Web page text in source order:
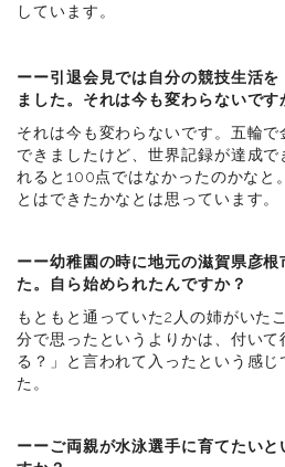
しています。
ーー引退会見では自分の競技生活
ました。それは今も変わらないです
それは今も変わらないです。五輪
できましたけど、世界記録が達成
れると100点ではなかったのかなと
とはできたかなとは思っています。
ーー幼稚園の時に地元の滋賀県彦
た。自ら始められたんですか？
もともと通っていた2人の姉がいた
分で思ったというよりかは、付いて
る？」と言われて入ったという感じ
た。
ーーご両親が水泳選手に育てたい